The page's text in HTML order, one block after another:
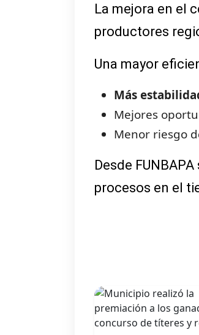
La mejora en el
productores
Una mayor
Más
Mejores
Menor riesgo
Desde
procesos en el